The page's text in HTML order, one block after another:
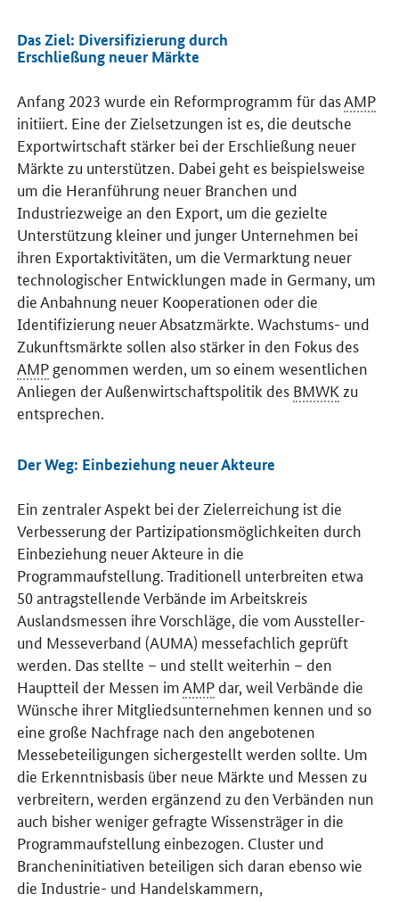
Das Ziel: Diversifizierung durch
Erschließung neuer Märkte
Anfang 2023 wurde ein Reformprogramm für dasAMP
initiiert. Eine der Zielsetzungen ist es, die deutsche
Exportwirtschaft stärker bei der Erschließung neuer
Märkte zu unterstützen. Dabei geht es beispielsweise
um die Heranführung neuer Branchen und
Industriezweige an den Export, um die gezielte
Unterstützung kleiner und junger Unternehmen bei
ihren Exportaktivitäten, um die Vermarktung neuer
technologischer Entwicklungen made in Germany, um
die Anbahnung neuer Kooperationen oder die
Identifizierung neuer Absatzmärkte. Wachstums- und
Zukunftsmärkte sollen also stärker in den Fokus des
AMP genommen werden, um so einem wesentlichen
Anliegen der Außenwirtschaftspolitik des BMWK zu
entsprechen.
Der Weg: Einbeziehung neuer Akteure
Ein zentraler Aspekt bei der Zielerreichung ist die
Verbesserung der Partizipationsmöglichkeiten durch
Einbeziehung neuer Akteure in die
Programmaufstellung. Traditionell unterbreiten etwa
50 antragstellende Verbände im Arbeitskreis
Auslandsmessen ihre Vorschläge, die vom Aussteller-
und Messeverband (AUMA) messefachlich geprüft
werden. Das stellte – und stellt weiterhin – den
Hauptteil der Messen imAMP dar, weil Verbände die
Wünsche ihrer Mitgliedsunternehmen kennen und so
eine große Nachfrage nach den angebotenen
Messebeteiligungen sichergestellt werden sollte. Um
die Erkenntnisbasis über neue Märkte und Messen zu
verbreitern, werden ergänzend zu den Verbänden nun
auch bisher weniger gefragte Wissensträger in die
Programmaufstellung einbezogen. Cluster und
Brancheninitiativen beteiligen sich daran ebenso wie
die Industrie- und Handelskammern,